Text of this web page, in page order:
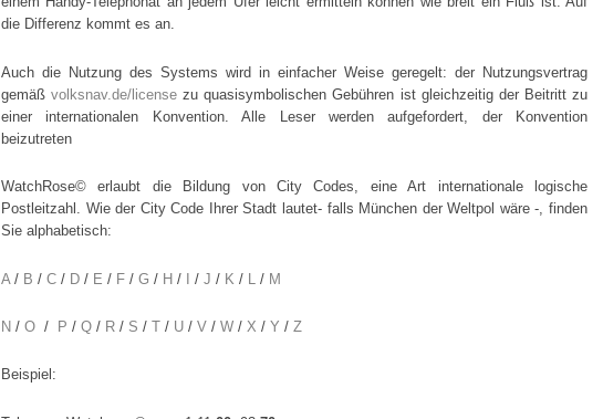
die Differenz kommt es an.
Auch die Nutzung des Systems wird in einfacher Weise geregelt: der Nutzungsvertrag
gemäßvolksnav.de/license zu quasisymbolischen Gebühren ist gleichzeitig der Beitritt zu
einer internationalen Konvention. Alle Leser werden aufgefordert, der Konvention
beizutreten
WatchRose© erlaubt die Bildung von City Codes, eine Art internationale logische
Postleitzahl. Wie der City Code Ihrer Stadt lautet- falls München der Weltpol wäre -, finden
Sie alphabetisch:
A / B / C / D / E / F / G / H / I / J / K / L / M
N / O / P / Q / R / S / T / U / V / W / X / Y / Z
Beispiel: